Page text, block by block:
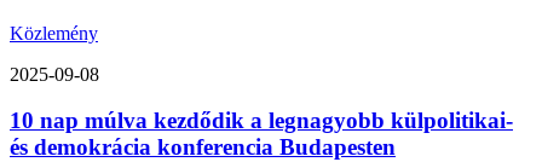
Közlemény
2025-09-08
10 nap múlva kezdődik a legnagyobb külpolitikai-
és demokrácia konferencia Budapesten